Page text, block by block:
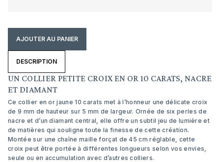
AJOUTER AU PANIER
DESCRIPTION
UN COLLIER PETITE CROIX EN OR 10 CARATS, NACRE
ET DIAMANT
Ce collier en or jaune 10 carats met à l’honneur une délicate croix
de 9 mm de hauteur sur 5 mm de largeur. Ornée de six perles de
nacre et d’un diamant central, elle offre un subtil jeu de lumière et
de matières qui souligne toute la finesse de cette création.
Montée sur une chaîne maille forçat de 45 cm réglable, cette
croix peut être portée à différentes longueurs selon vos envies,
seule ou en accumulation avec d’autres colliers.